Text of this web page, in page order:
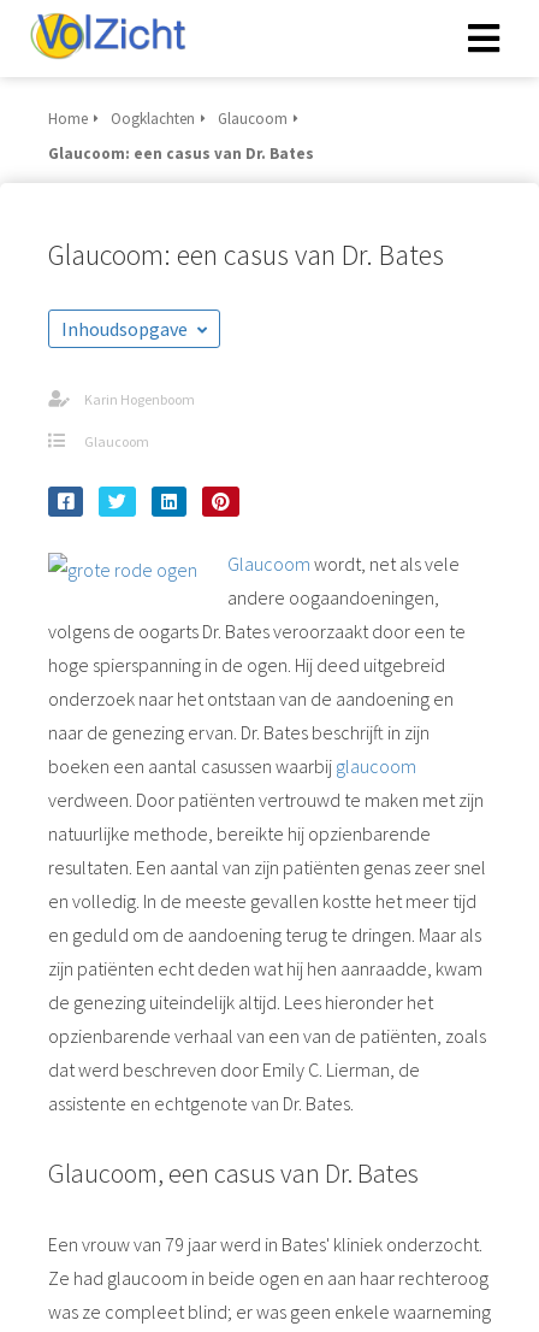
Home Oogklachten
Glaucoom
Glaucoom: een casus van Dr. Bates
Glaucoom: een casus van Dr. Bates
Inhoudsopgave
Karin Hogenboom
Glaucoom
Glaucoom wordt, net als vele
andere oogaandoeningen,
volgens de oogarts Dr. Bates veroorzaakt door een te
hoge spierspanning in de ogen. Hij deed uitgebreid
onderzoek naar het ontstaan van de aandoening en
naar de genezing ervan. Dr. Bates beschrijft in zijn
boeken een aantal casussen waarbij glaucoom
verdween. Door patiënten vertrouwd te maken met zijn
natuurlijke methode, bereikte hij opzienbarende
resultaten. Een aantal van zijn patiënten genas zeer snel
en volledig. In de meeste gevallen kostte het meer tijd
en geduld om de aandoening terug te dringen. Maar als
zijn patiënten echt deden wat hij hen aanraadde, kwam
de genezing uiteindelijk altijd. Lees hieronder het
opzienbarende verhaal van een van de patiënten, zoals
dat werd beschreven door Emily C. Lierman, de
assistente en echtgenote van Dr. Bates.
Glaucoom, een casus van Dr. Bates
Een vrouw van 79 jaar werd in Bates' kliniek onderzocht.
Ze had glaucoom in beide ogen en aan haar rechteroog
was ze compleet blind; er was geen enkele waarneming